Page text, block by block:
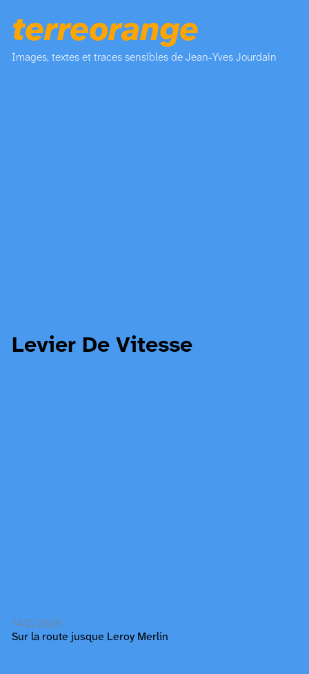
terreorange
Images, textes et traces sensibles de Jean-Yves Jourdain
Levier De Vitesse
14/2/2026
Sur la route jusque Leroy Merlin